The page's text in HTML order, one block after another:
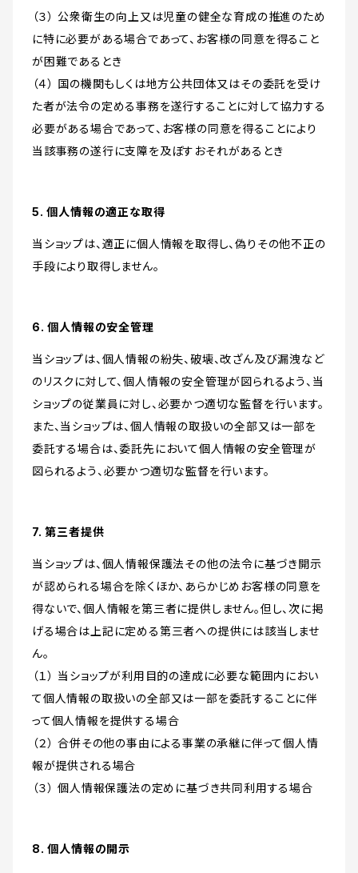
（３） 公衆衛生の向上又は児童の健全な育成の推進のため
に特に必要がある場合であって、お客様の同意を得ること
が困難であるとき
（４） 国の機関もしくは地方公共団体又はその委託を受け
た者が法令の定める事務を遂行することに対して協力する
必要がある場合であって、お客様の同意を得ることにより
当該事務の遂行に支障を及ぼすおそれがあるとき
5. 個人情報の適正な取得
当ショップは、適正に個人情報を取得し、偽りその他不正の
手段により取得しません。
6. 個人情報の安全管理
当ショップは、個人情報の紛失、破壊、改ざん及び漏洩など
のリスクに対して、個人情報の安全管理が図られるよう、当
ショップの従業員に対し、必要かつ適切な監督を行います。
また、当ショップは、個人情報の取扱いの全部又は一部を
委託する場合は、委託先において個人情報の安全管理が
図られるよう、必要かつ適切な監督を行います。
7. 第三者提供
当ショップは、個人情報保護法その他の法令に基づき開示
が認められる場合を除くほか、あらかじめお客様の同意を
得ないで、個人情報を第三者に提供しません。但し、次に掲
げる場合は上記に定める第三者への提供には該当しませ
ん。
（１） 当ショップが利用目的の達成に必要な範囲内におい
て個人情報の取扱いの全部又は一部を委託することに伴
って個人情報を提供する場合
（２） 合併その他の事由による事業の承継に伴って個人情
報が提供される場合
（３） 個人情報保護法の定めに基づき共同利用する場合
8. 個人情報の開示